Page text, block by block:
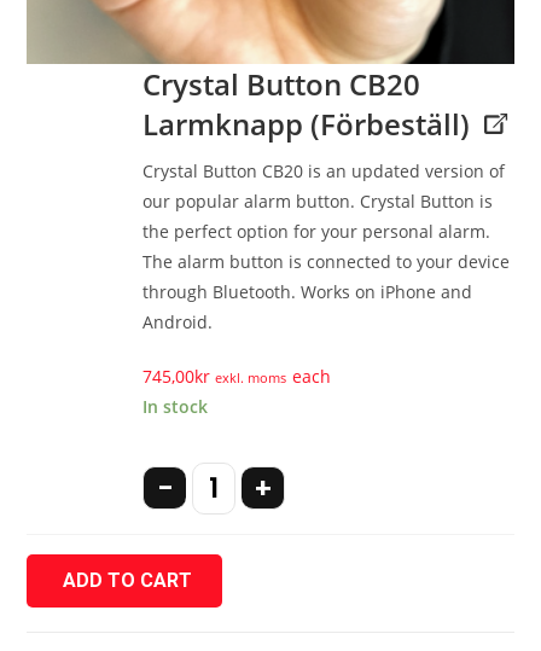
Crystal Button CB20
Larmknapp (Förbeställ)
Crystal Button CB20 is an updated version of
our popular alarm button. Crystal Button is
the perfect option for your personal alarm.
The alarm button is connected to your device
through Bluetooth. Works on iPhone and
Android.
745,00kr exkl. moms each
In stock
- +
ADD TO CART